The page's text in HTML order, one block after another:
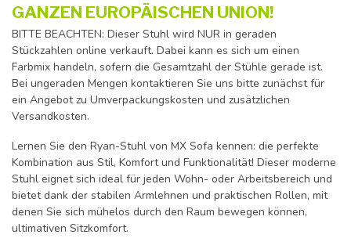
GANZEN EUROPÄISCHEN UNION!
BITTE BEACHTEN: Dieser Stuhl wird NUR in geraden
Stückzahlen online verkauft. Dabei kann es sich um einen
Farbmix handeln, sofern die Gesamtzahl der Stühle gerade ist.
Bei ungeraden Mengen kontaktieren Sie uns bitte zunächst für
ein Angebot zu Umverpackungskosten und zusätzlichen
Versandkosten.
Lernen Sie den Ryan-Stuhl von MX Sofa kennen: die perfekte
Kombination aus Stil, Komfort und Funktionalität! Dieser moderne
Stuhl eignet sich ideal für jeden Wohn- oder Arbeitsbereich und
bietet dank der stabilen Armlehnen und praktischen Rollen, mit
denen Sie sich mühelos durch den Raum bewegen können,
ultimativen Sitzkomfort.